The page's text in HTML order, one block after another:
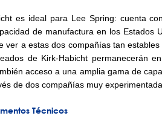
es ideal para Lee Spring: cuenta
de manufactura en los
a estas dos compañías tan
de Kirk-Habicht permanecerán
acceso a una amplia gama de
de dos compañías muy
Técnicos